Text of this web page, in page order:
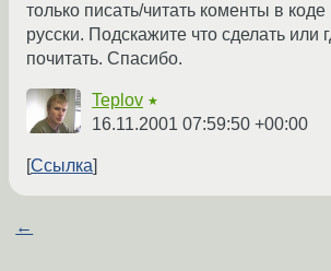
только писать/читать коменты в коде
русски. Подскажите что сделать или
почитать. Спасибо.
Teplov ★
16.11.2001 07:59:50 +00:00
Ссылка
←